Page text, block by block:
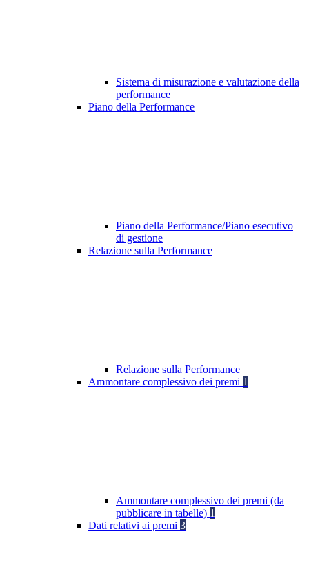
Sistema di misurazione e valutazione della
performance
Piano della Performance
Piano della Performance/Piano esecutivo
di gestione
Relazione sulla Performance
Relazione sulla Performance
Ammontare complessivo dei premi 1
Ammontare complessivo dei premi (da
pubblicare in tabelle) 1
Dati relativi ai premi 3